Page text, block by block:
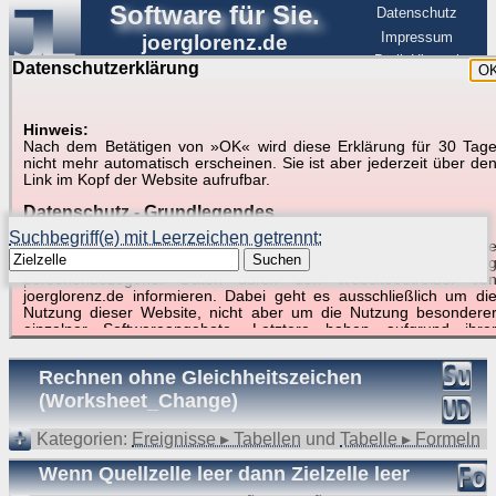
Datenschutzerklärung
Hinweis:
Nach dem Betätigen von »OK« wird diese Erklärung für 30 Tage
nicht mehr automatisch erscheinen. Sie ist aber jederzeit über den
Link im Kopf der Website aufrufbar.
Datenschutz - Grundlegendes
Diese Datenschutzerklärung soll die Nutzer dieser Website über die
Art, den Umfang und den Zweck der Erhebung und Verwendung
personenbezogener Daten durch den Websitebetreiber von
joerglorenz.de informieren. Dabei geht es ausschließlich um die
Nutzung dieser Website, nicht aber um die Nutzung besonderer
einzelner Softwareangebote. Letztere haben aufgrund ihrer
gespeichert werden müssen, die für das Funktionieren erforderlich
sind. Hier ist es wichtig, dass Sie selbst zum Testen dieser
Funktionen möglichst erfundene Daten verwenden. Ansonsten wird
auf die spezifischen Besonderheiten beim jeweiligen Angebot
gesondert hingewiesen.
Generell gilt: Wenn Sie ein Angebot bei den Add-Ins nutzen, bei
dem Daten übertragen werden, werden diese Daten auf dem
Software für Sie.
joerglorenz.de
Datenschutz
Impressum
BerlinHimmel
Suche in Beispielen und Tipps zu Excel und
VBA
Suchbegriff(e) mit Leerzeichen getrennt:
Suchen
Suchergebnisse (3 Treffer, 1 Begriff)
Rechnen ohne Gleichheitszeichen
(Worksheet_Change)
Kategorien: Ereignisse ▸ Tabellen und Tabelle ▸ Formeln
Wenn Quellzelle leer dann Zielzelle leer